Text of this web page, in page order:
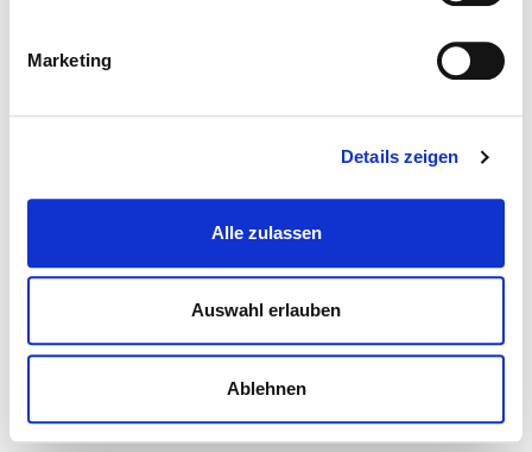
Marketing
Details zeigen
Alle zulassen
Auswahl erlauben
Ablehnen